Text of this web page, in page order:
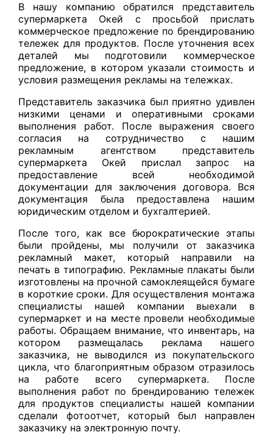
В нашу компанию обратился представитель
супермаркета Окей с просьбой прислать
коммерческое предложение по брендированию
тележек для продуктов. После уточнения всех
деталей мы подготовили коммерческое
предложение, в котором указали стоимость и
условия размещения рекламы на тележках.
Представитель заказчика был приятно удивлен
низкими ценами и оперативными сроками
выполнения работ. После выражения своего
согласия на сотрудничество с нашим
рекламным агентством представитель
супермаркета Окей прислал запрос на
предоставление всей необходимой
документации для заключения договора. Вся
документация была предоставлена нашим
юридическим отделом и бухгалтерией.
После того, как все бюрократические этапы
были пройдены, мы получили от заказчика
рекламный макет, который направили на
печать в типографию. Рекламные плакаты были
изготовлены на прочной самоклеящейся бумаге
в короткие сроки. Для осуществления монтажа
специалисты нашей компании выехали в
супермаркет и на месте провели необходимые
работы. Обращаем внимание, что инвентарь, на
котором размещалась реклама нашего
заказчика, не выводился из покупательского
цикла, что благоприятным образом отразилось
на работе всего супермаркета. После
выполнения работ по брендированию тележек
для продуктов специалисты нашей компании
сделали фотоотчет, который был направлен
заказчику на электронную почту.